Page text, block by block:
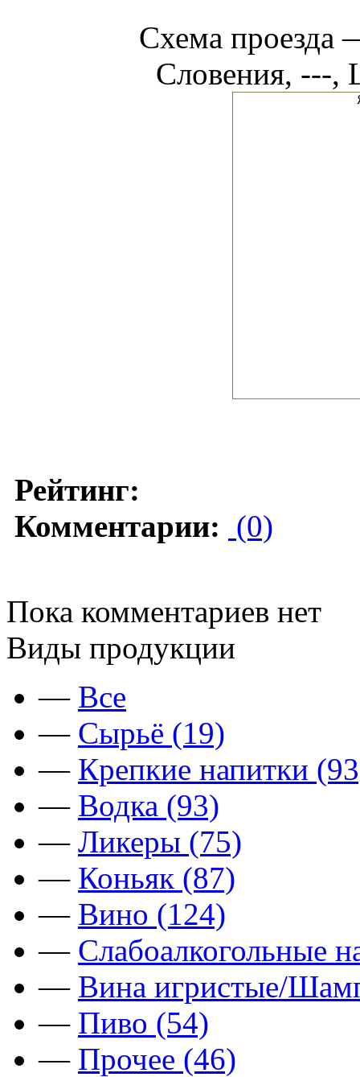
Схема
Словения, ---,
Рейтинг:
Комментарии: (0)
Пока комментариев нет
Виды продукции
— Все
— Сырьё (19)
— Крепкие напитки
— Водка (93)
— Ликеры (75)
— Коньяк (87)
— Вино (124)
— Слабоалкогольные
— Вина игристые/
— Пиво (54)
— Прочее (46)